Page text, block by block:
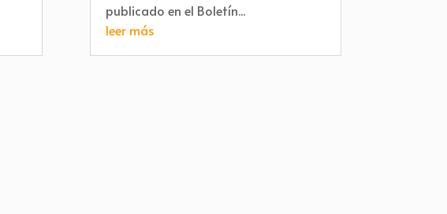
publicado en el Boletín...
leer más